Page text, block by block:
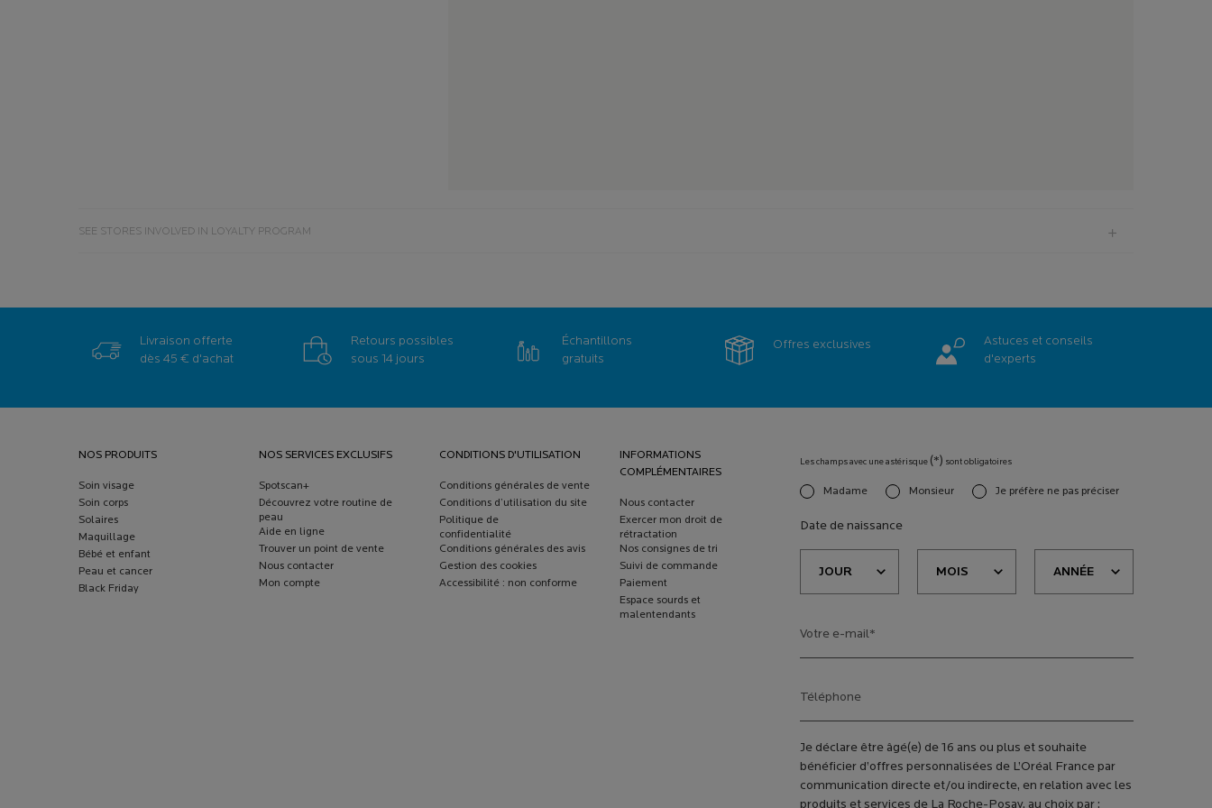
SEE STORES INVOLVED IN LOYALTY PROGRAM
Livraison offerte
dès 45 € d'achat
Retours possibles
sous 14 jours
Échantillons
gratuits
Offres exclusives
Astuces et conseils
d'experts
NOS PRODUITS
Soin visage
Soin corps
Solaires
Maquillage
Bébé et enfant
Peau et cancer
Black Friday
NOS SERVICES EXCLUSIFS
Spotscan+
Découvrez votre routine de
peau
Aide en ligne
Trouver un point de vente
Nous contacter
Mon compte
CONDITIONS D'UTILISATION
Conditions générales de vente
Conditions d’utilisation du site
Politique de
confidentialité
Conditions générales des avis
Gestion des cookies
Accessibilité : non conforme
INFORMATIONS
COMPLÉMENTAIRES
Nous contacter
Exercer mon droit de
rétractation
Nos consignes de tri
Suivi de commande
Paiement
Espace sourds et
malentendants
Les champs avec une astérisque (*) sont obligatoires
newslettersignup.title.legend
Madame Monsieur Je préfère ne pas préciser
Date de naissance
Votre e-mail*
Téléphone
Je déclare être âgé(e) de 16 ans ou plus et souhaite
bénéficier d’offres personnalisées de L’Oréal France par
communication directe et/ou indirecte, en relation avec les
produits et services de La Roche-Posay, au choix par :